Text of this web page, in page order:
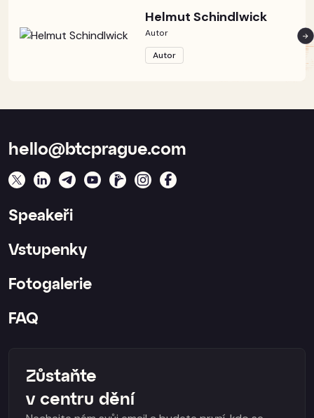
Helmut Schindlwick
Autor
Autor
hello@btcprague.com
Speakeři
Vstupenky
Fotogalerie
FAQ
Zůstaňte
v centru dění